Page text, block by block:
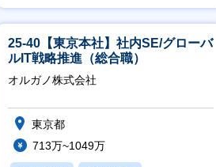
賞与あり
25-40【東京本社】社内SE/グローバ
ルIT戦略推進（総合職）
オルガノ株式会社
東京都
713万~1049万